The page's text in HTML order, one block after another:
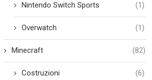
Nintendo Switch Sports (1)
Overwatch (1)
Minecraft (82)
Costruzioni (6)